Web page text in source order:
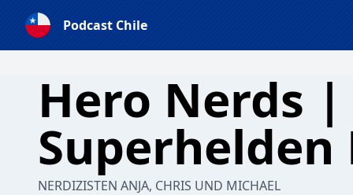
Podcast Chile
Hero Nerds
Superhelden
NERDIZISTEN ANJA, CHRIS UND MICHAEL